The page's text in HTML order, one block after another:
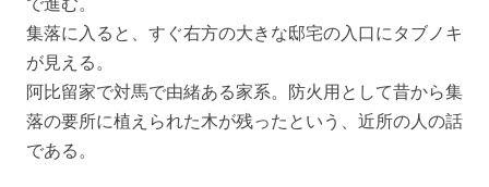
集落に入ると、すぐ右方の大きな邸宅の入口にタブノキ
が見える。
阿比留家で対馬で由緒ある家系。防火用として昔から集
落の要所に植えられた木が残ったという、近所の人の話
である。